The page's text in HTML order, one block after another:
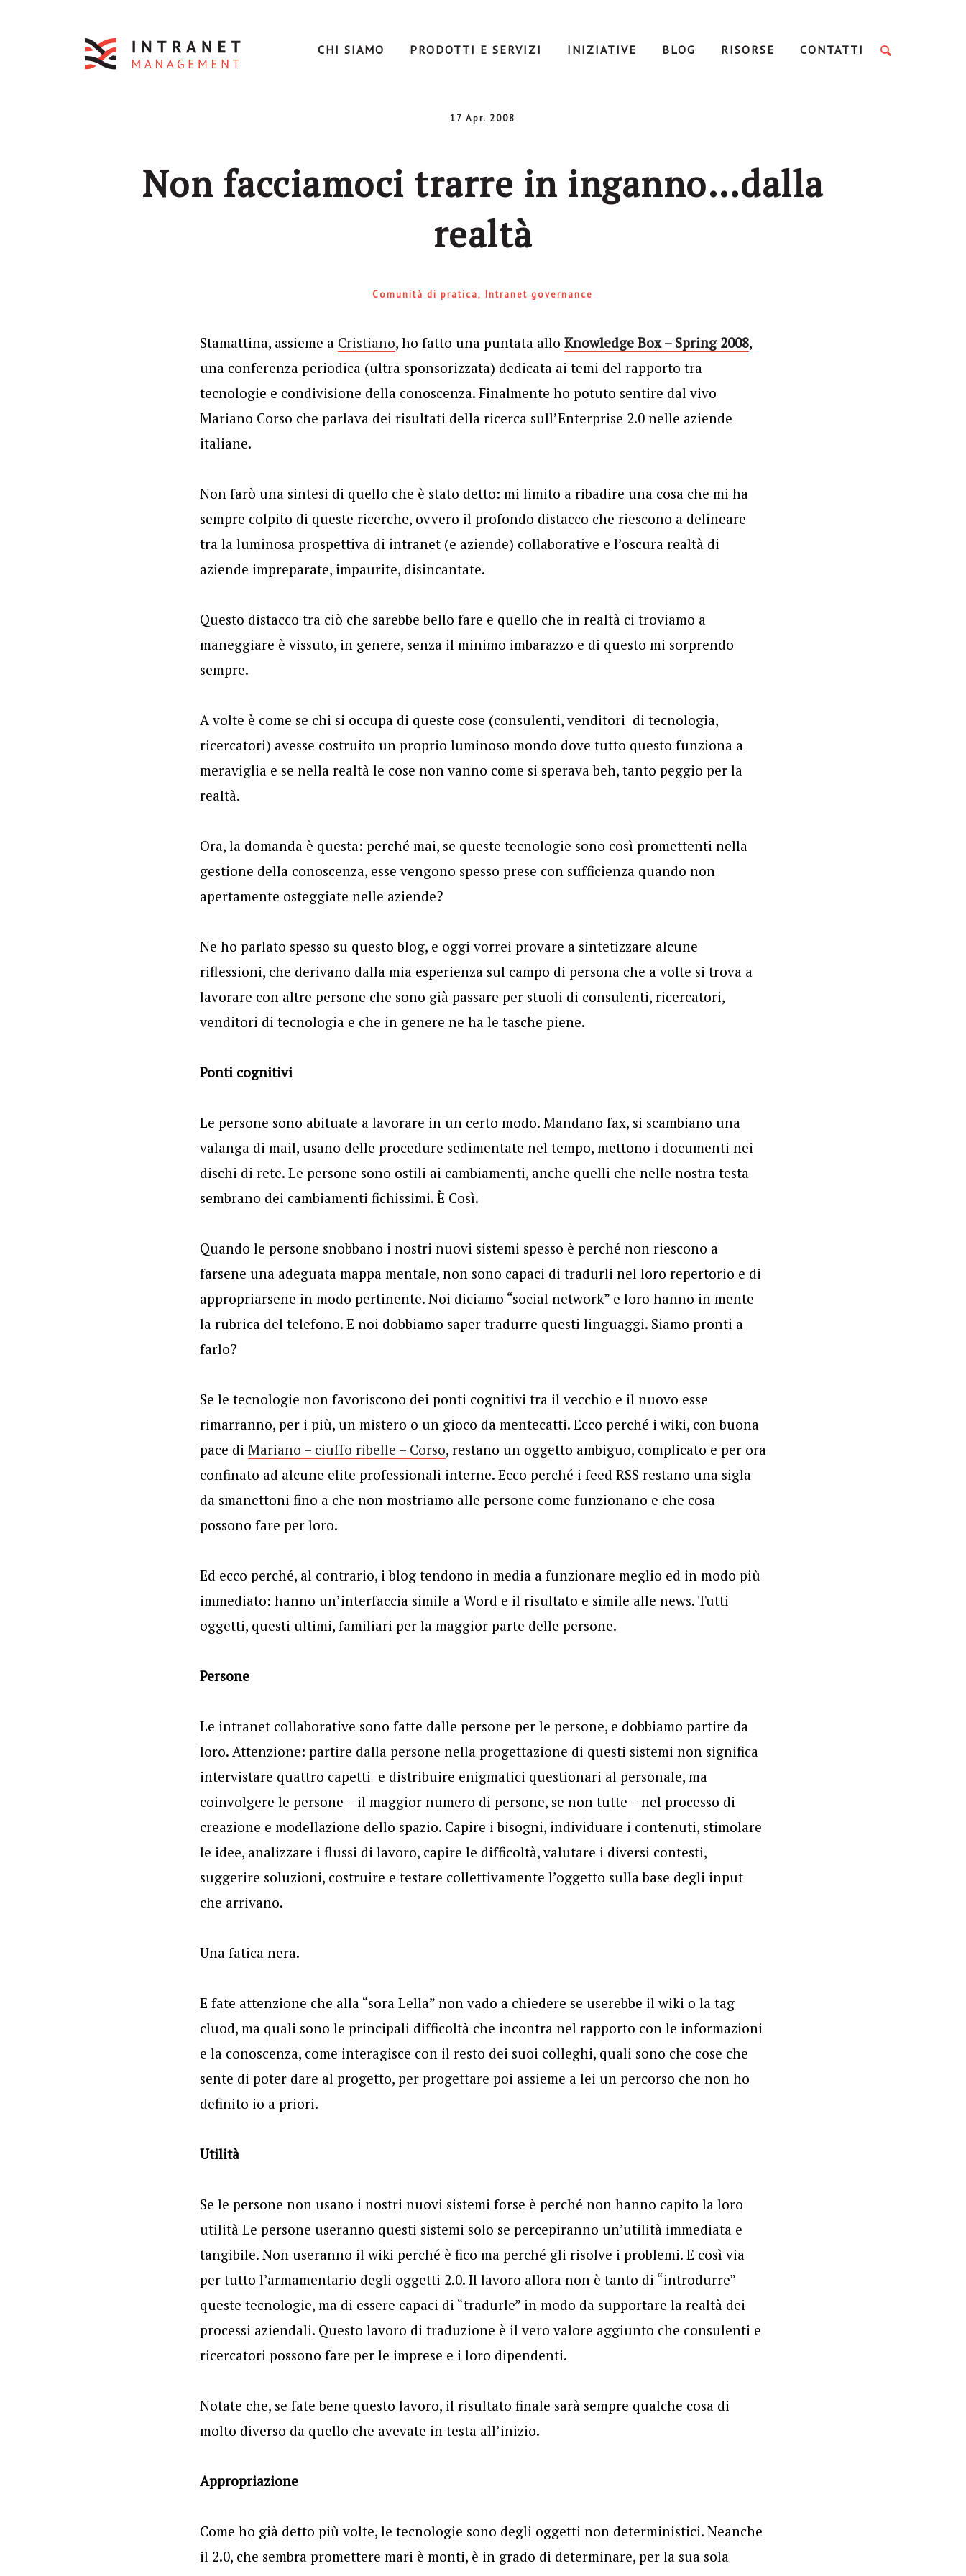
CHI SIAMO PRODOTTI E SERVIZI INIZIATIVE BLOG RISORSE CONTATTI
17 Apr. 2008
Non facciamoci trarre in inganno…dalla
realtà
Comunità di pratica Intranet governance
Stamattina, assieme a Cristiano, ho fatto una puntata allo Knowledge Box – Spring 2008,
una conferenza periodica (ultra sponsorizzata) dedicata ai temi del rapporto tra
tecnologie e condivisione della conoscenza. Finalmente ho potuto sentire dal vivo
Mariano Corso che parlava dei risultati della ricerca sull’Enterprise 2.0 nelle aziende
italiane.
Non farò una sintesi di quello che è stato detto: mi limito a ribadire una cosa che mi ha
sempre colpito di queste ricerche, ovvero il profondo distacco che riescono a delineare
tra la luminosa prospettiva di intranet (e aziende) collaborative e l’oscura realtà di
aziende impreparate, impaurite, disincantate.
Questo distacco tra ciò che sarebbe bello fare e quello che in realtà ci troviamo a
maneggiare è vissuto, in genere, senza il minimo imbarazzo e di questo mi sorprendo
sempre.
A volte è come se chi si occupa di queste cose (consulenti, venditori di tecnologia,
ricercatori) avesse costruito un proprio luminoso mondo dove tutto questo funziona a
meraviglia e se nella realtà le cose non vanno come si sperava beh, tanto peggio per la
realtà.
Ora, la domanda è questa: perché mai, se queste tecnologie sono così promettenti nella
gestione della conoscenza, esse vengono spesso prese con sufficienza quando non
apertamente osteggiate nelle aziende?
Ne ho parlato spesso su questo blog, e oggi vorrei provare a sintetizzare alcune
riflessioni, che derivano dalla mia esperienza sul campo di persona che a volte si trova a
lavorare con altre persone che sono già passare per stuoli di consulenti, ricercatori,
venditori di tecnologia e che in genere ne ha le tasche piene.
Ponti cognitivi
Le persone sono abituate a lavorare in un certo modo. Mandano fax, si scambiano una
valanga di mail, usano delle procedure sedimentate nel tempo, mettono i documenti nei
dischi di rete. Le persone sono ostili ai cambiamenti, anche quelli che nelle nostra testa
sembrano dei cambiamenti fichissimi. È Così.
Quando le persone snobbano i nostri nuovi sistemi spesso è perché non riescono a
farsene una adeguata mappa mentale, non sono capaci di tradurli nel loro repertorio e di
appropriarsene in modo pertinente. Noi diciamo “social network” e loro hanno in mente
la rubrica del telefono. E noi dobbiamo saper tradurre questi linguaggi. Siamo pronti a
farlo?
Se le tecnologie non favoriscono dei ponti cognitivi tra il vecchio e il nuovo esse
rimarranno, per i più, un mistero o un gioco da mentecatti. Ecco perché i wiki, con buona
pace di Mariano – ciuffo ribelle – Corso, restano un oggetto ambiguo, complicato e per ora
confinato ad alcune elite professionali interne. Ecco perché i feed RSS restano una sigla
da smanettoni fino a che non mostriamo alle persone come funzionano e che cosa
possono fare per loro.
Ed ecco perché, al contrario, i blog tendono in media a funzionare meglio ed in modo più
immediato: hanno un’interfaccia simile a Word e il risultato e simile alle news. Tutti
oggetti, questi ultimi, familiari per la maggior parte delle persone.
Persone
Le intranet collaborative sono fatte dalle persone per le persone, e dobbiamo partire da
loro. Attenzione: partire dalla persone nella progettazione di questi sistemi non significa
intervistare quattro capetti e distribuire enigmatici questionari al personale, ma
coinvolgere le persone – il maggior numero di persone, se non tutte – nel processo di
creazione e modellazione dello spazio. Capire i bisogni, individuare i contenuti, stimolare
le idee, analizzare i flussi di lavoro, capire le difficoltà, valutare i diversi contesti,
suggerire soluzioni, costruire e testare collettivamente l’oggetto sulla base degli input
che arrivano.
Una fatica nera.
E fate attenzione che alla “sora Lella” non vado a chiedere se userebbe il wiki o la tag
cluod, ma quali sono le principali difficoltà che incontra nel rapporto con le informazioni
e la conoscenza, come interagisce con il resto dei suoi colleghi, quali sono che cose che
sente di poter dare al progetto, per progettare poi assieme a lei un percorso che non ho
definito io a priori.
Utilità
Se le persone non usano i nostri nuovi sistemi forse è perché non hanno capito la loro
utilità Le persone useranno questi sistemi solo se percepiranno un’utilità immediata e
tangibile. Non useranno il wiki perché è fico ma perché gli risolve i problemi. E così via
per tutto l’armamentario degli oggetti 2.0. Il lavoro allora non è tanto di “introdurre”
queste tecnologie, ma di essere capaci di “tradurle” in modo da supportare la realtà dei
processi aziendali. Questo lavoro di traduzione è il vero valore aggiunto che consulenti e
ricercatori possono fare per le imprese e i loro dipendenti.
Notate che, se fate bene questo lavoro, il risultato finale sarà sempre qualche cosa di
molto diverso da quello che avevate in testa all’inizio.
Appropriazione
Come ho già detto più volte, le tecnologie sono degli oggetti non deterministici. Neanche
il 2.0, che sembra promettere mari è monti, è in grado di determinare, per la sua sola